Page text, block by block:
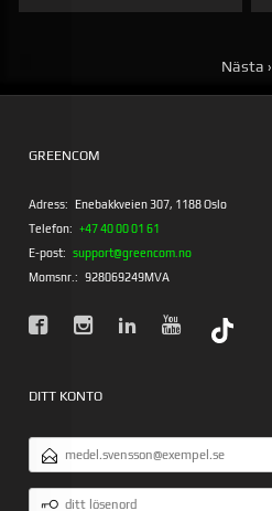
Nästa ›
GREENCOM
Adress: Enebakkveien 307, 1188 Oslo
Telefon: +47 40 00 01 61
E-post: support@greencom.no
Momsnr.: 928069249MVA
DITT KONTO
POSTADRESS
DITT